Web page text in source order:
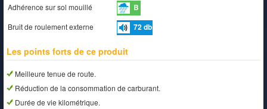
Adhérence sur sol mouillé B
Bruit de roulement externe 72db
Les points forts de ce produit
Meilleure tenue de route.
Réduction de la consommation de carburant.
Durée de vie kilométrique.